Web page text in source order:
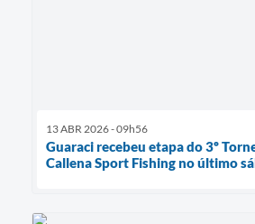
13 ABR 2026 - 09h56
Guaraci recebeu etapa do 3º
Callena Sport Fishing no último